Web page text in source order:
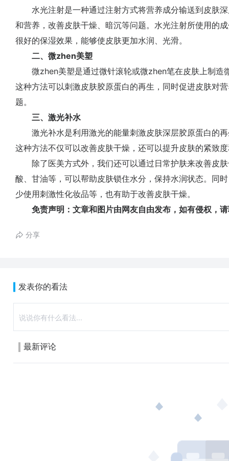
水光注射是一种通过注射方式将营养成分输送到皮肤深
和营养，改善皮肤干燥、暗沉等问题。水光注射所使用的
很好的保湿效果，能够使皮肤更加水润、光滑。
二、微zhen美塑
微zhen美塑是通过微针滚轮或微zhen笔在皮肤上制造
这种方法可以刺激皮肤胶原蛋白的再生，同时促进皮肤对
题。
三、激光补水
激光补水是利用激光的能量刺激皮肤深层胶原蛋白的再
这种方法不仅可以改善皮肤干燥，还可以提升皮肤的紧致
除了医美方式外，我们还可以通过日常护肤来改善皮肤
酸、甘油等，可以帮助皮肤锁住水分，保持水润状态。同
少使用刺激性化妆品等，也有助于改善皮肤干燥。
免责声明：文章和图片由网友自由发布，如有侵权，请
分享
发表你的看法
最新评论